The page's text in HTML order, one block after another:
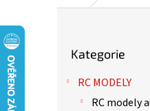
kategorie
Kategorie
RC MODELY
RC modely